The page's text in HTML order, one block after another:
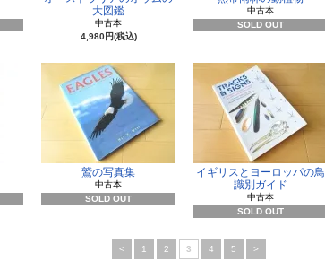
大図鑑
中古本
4,980円(税込)
中古本
SOLD OUT
鷲の写真集
中古本
SOLD OUT
イギリスとヨーロッパの鳥
識別ガイド
中古本
SOLD OUT
< 1 2 3 4 5 >